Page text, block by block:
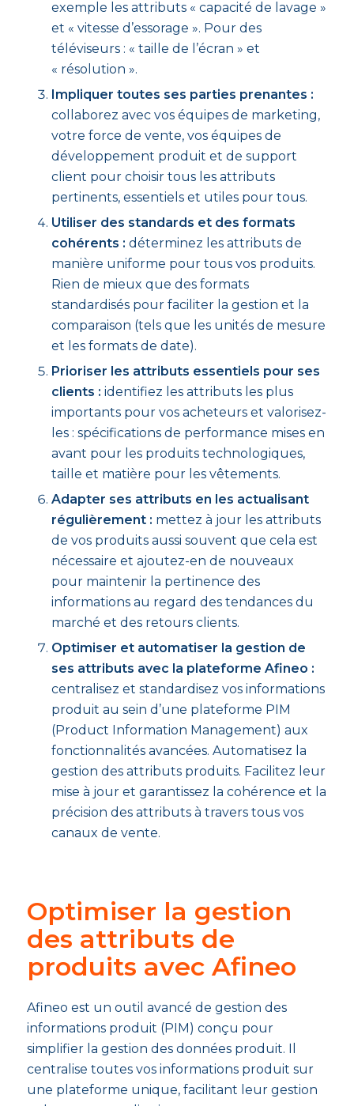
exemple les attributs « capacité de lavage »
et « vitesse d’essorage ». Pour des
téléviseurs : « taille de l’écran » et
« résolution ».
Impliquer toutes ses parties prenantes :
collaborez avec vos équipes de marketing,
votre force de vente, vos équipes de
développement produit et de support
client pour choisir tous les attributs
pertinents, essentiels et utiles pour tous.
Utiliser des standards et des formats
cohérents : déterminez les attributs de
manière uniforme pour tous vos produits.
Rien de mieux que des formats
standardisés pour faciliter la gestion et la
comparaison (tels que les unités de mesure
et les formats de date).
Prioriser les attributs essentiels pour ses
clients : identifiez les attributs les plus
importants pour vos acheteurs et valorisez-
les : spécifications de performance mises en
avant pour les produits technologiques,
taille et matière pour les vêtements.
Adapter ses attributs en les actualisant
régulièrement : mettez à jour les attributs
de vos produits aussi souvent que cela est
nécessaire et ajoutez-en de nouveaux
pour maintenir la pertinence des
informations au regard des tendances du
marché et des retours clients.
Optimiser et automatiser la gestion de
ses attributs avec la plateforme Afineo :
centralisez et standardisez vos informations
produit au sein d’une plateforme PIM
(Product Information Management) aux
fonctionnalités avancées. Automatisez la
gestion des attributs produits. Facilitez leur
mise à jour et garantissez la cohérence et la
précision des attributs à travers tous vos
canaux de vente.
Optimiser la gestion
des attributs de
produits avec Afineo
Afineo est un outil avancé de gestion des
informations produit (PIM) conçu pour
simplifier la gestion des données produit. Il
centralise toutes vos informations produit sur
une plateforme unique, facilitant leur gestion